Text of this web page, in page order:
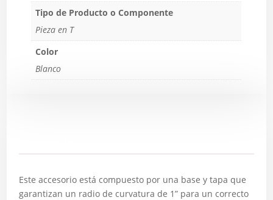
Tipo de Producto o Componente
Pieza en T
Color
Blanco
Este accesorio está compuesto por una base y tapa que
garantizan un radio de curvatura de 1” para un correcto